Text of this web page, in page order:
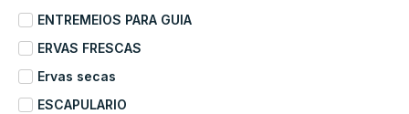
ENTREMEIOS PARA GUIA
ERVAS FRESCAS
Ervas secas
ESCAPULARIO